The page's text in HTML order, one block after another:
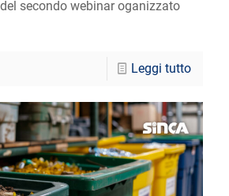
del secondo webinar oganizzato
Leggi tutto